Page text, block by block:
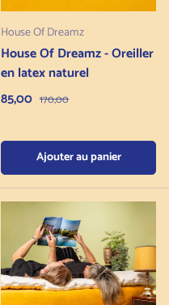
House Of Dreamz
House Of Dreamz - Oreiller
en latex naturel
Prix de vente
85,00 Prix normal
170,00
Ajouter au panier